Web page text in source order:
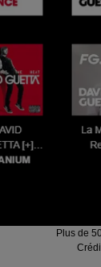
Plus de